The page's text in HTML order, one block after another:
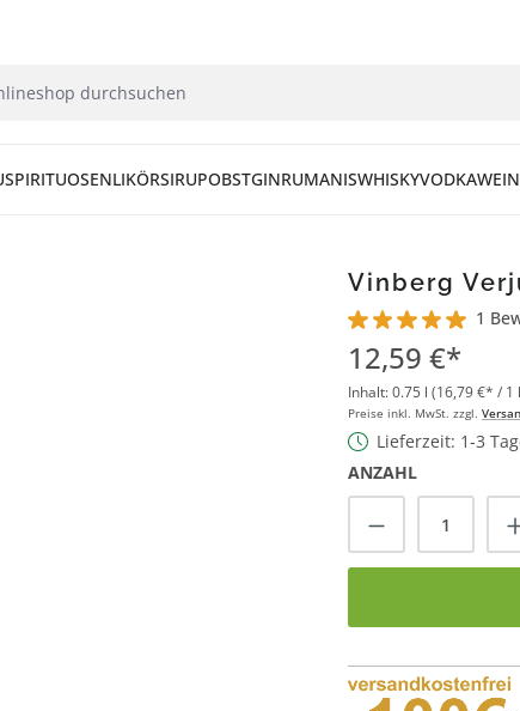
SPIRITUOSENLIKÖRSIRUPOBSTGINRUMANISWHISKYVODKA
Vinberg
Durchschnittliche
1
12,59 €*
Inhalt:0.75 l (16,79 €* / 1
Preise inkl. MwSt. zzgl.
Lieferzeit: 1-3
ANZAHL
Produkt